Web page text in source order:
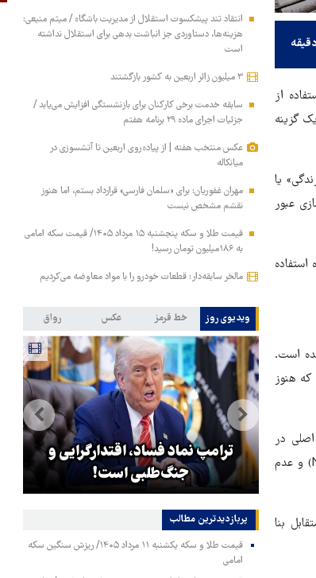
از
گزینه
یا
عبور
شده است.
که هنوز
در
بحث‌های مربوط به امکان تکرار آن است. در مورد اسرائیل نیز، سیاست «ابهام هسته‌ای» ( Nuclear Ambiguity) و عدم
بنا
انتقاد تند پیشکسوت استقلال از مدیریت باشگاه / میثم منیعی:
هزینه‌ها، دستاوردی جز انباشت بدهی برای استقلال نداشته
است
۳ میلیون زائر اربعین به کشور بازگشتند
سابقه خدمت برخی کارکنان برای بازنشستگی افزایش می‌یابد /
جزئیات اجرای ماده ۲۹ برنامه هفتم
عکس منتخب هفته | از پیاده‌روی اربعین تا آتشسوزی در
میانکاله
مهران غفوریان: برای «سلمان فارسی» قرارداد بستم، اما هنوز
نقشم مشخص نیست
قیمت طلا و سکه پنجشنبه ۱۵ مرداد ۱۴۰۵/ قیمت سکه امامی
به ۱۸۶میلیون تومان رسید!
مالخر سابقه‌دار: قطعات خودرو را با مواد معاوضه می‌کردیم
ویدیوی روز خط قرمز عکس رواق
را
ترامپ نماد فساد، اقتدارگرایی و
جنگ‌طلبی است!
پربازدیدترین‌ مطالب
قیمت طلا و سکه یکشنبه ۱۱ مرداد ۱۴۰۵/ ریزش سنگین سکه
امامی